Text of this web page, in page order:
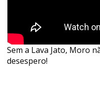
Sem a Lava Jato, Moro
desespero!